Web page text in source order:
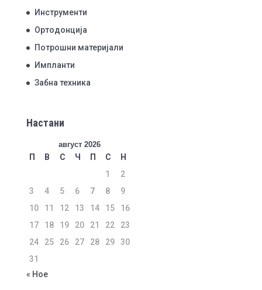
Инструменти
Ортодонција
Потрошни материјали
Импланти
Забна техника
Настани
август 2026
П В С Ч П С
Н
1
2
3
4 5 6 7 8
9
10
11 12 13 14 15
16
17
18 19 20 21 22
23
24
25 26 27 28 29
30
31
« Ное